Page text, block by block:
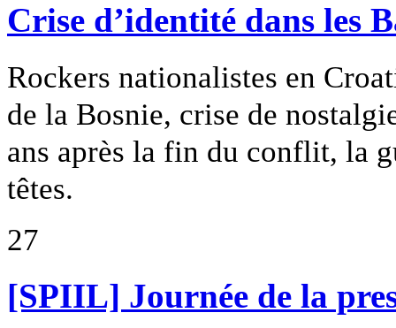
Crise d’identité dans les
Rockers nationalistes en
de la Bosnie, crise de
ans après la fin du conflit, la
têtes.
27
[SPIIL] Journée de la